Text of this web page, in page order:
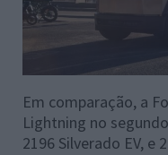
Em comparação, a
Lightning no
2196 Silverado EV, e